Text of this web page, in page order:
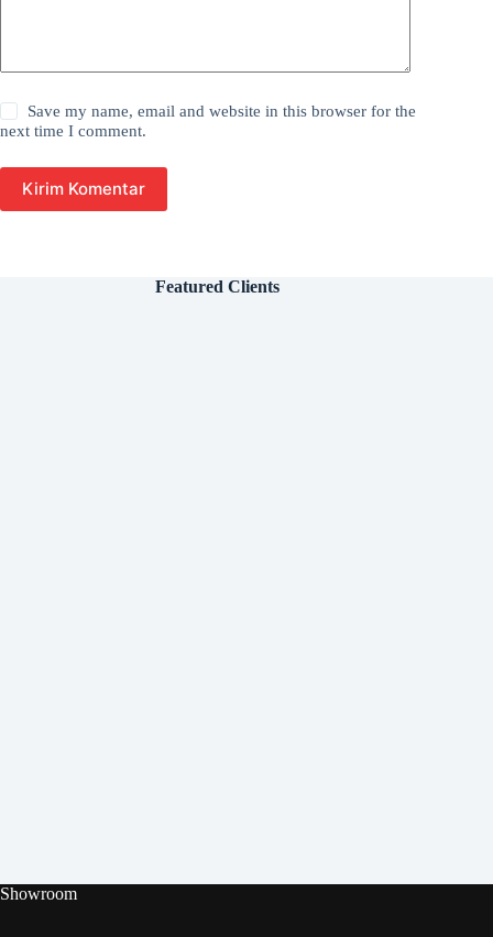
Save my name, email and website in this browser for the
next time I comment.
Kirim Komentar
Featured Clients
Showroom